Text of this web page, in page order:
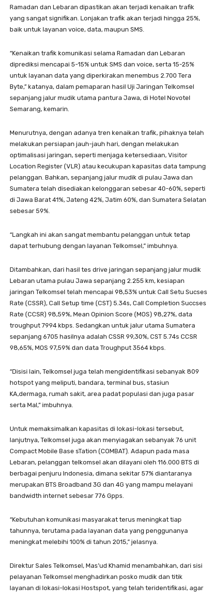
Ramadan dan Lebaran dipastikan akan terjadi kenaikan trafik
yang sangat signifikan. Lonjakan trafik akan terjadi hingga 25%,
baik untuk layanan voice, data, maupun SMS.
“Kenaikan trafik komunikasi selama Ramadan dan Lebaran
diprediksi mencapai 5-15% untuk SMS dan voice, serta 15-25%
untuk layanan data yang diperkirakan menembus 2.700 Tera
Byte,” katanya, dalam pemaparan hasil Uji Jaringan Telkomsel
sepanjang jalur mudik utama pantura Jawa, di Hotel Novotel
Semarang, kemarin.
Menurutnya, dengan adanya tren kenaikan trafik, pihaknya telah
melakukan persiapan jauh-jauh hari, dengan melakukan
optimalisasi jaringan, seperti menjaga ketersediaan, Visitor
Location Register (VLR) atau kecukupan kapasitas data tampung
pelanggan. Bahkan, sepanjang jalur mudik di pulau Jawa dan
Sumatera telah disediakan kelonggaran sebesar 40-60%, seperti
di Jawa Barat 41%, Jateng 42%, Jatim 60%, dan Sumatera Selatan
sebesar 59%.
“Langkah ini akan sangat membantu pelanggan untuk tetap
dapat terhubung dengan layanan Telkomsel,” imbuhnya.
Ditambahkan, dari hasil tes drive jaringan sepanjang jalur mudik
Lebaran utama pulau Jawa sepanjang 2.255 km, kesiapan
jaringan Telkomsel telah mencapai 98,53% untuk Call Setu Sucses
Rate (CSSR), Call Setup time (CST) 5.34s, Call Completion Succses
Rate (CCSR) 98,59%, Mean Opinion Score (MOS) 98,27%, data
troughput 7994 kbps. Sedangkan untuk jalur utama Sumatera
sepanjang 6705 hasilnya adalah CSSR 99,30%, CST 5.74s CCSR
98,65%, MOS 97,59% dan data Troughput 3564 kbps.
“Disisi lain, Telkomsel juga telah mengidentifikasi sebanyak 809
hotspot yang meliputi, bandara, terminal bus, stasiun
KA,dermaga, rumah sakit, area padat populasi dan juga pasar
serta Mal,” imbuhnya.
Untuk memaksimalkan kapasitas di lokasi-lokasi tersebut,
lanjutnya, Telkomsel juga akan menyiagakan sebanyak 76 unit
Compact Mobile Base sTation (COMBAT). Adapun pada masa
Lebaran, pelanggan telkomsel akan dilayani oleh 116.000 BTS di
berbagai penjuru Indonesia, dimana sekitar 57% diantaranya
merupakan BTS Broadband 3G dan 4G yang mampu melayani
bandwidth internet sebesar 776 Gpps.
“Kebutuhan komunikasi masyarakat terus meningkat tiap
tahunnya, terutama pada layanan data yang penggunanya
meningkat melebihi 100% di tahun 2015,” jelasnya.
Direktur Sales Telkomsel, Mas’ud Khamid menambahkan, dari sisi
pelayanan Telkomsel menghadirkan posko mudik dan titik
layanan di lokasi-lokasi Hostspot, yang telah teridentifikasi, agar